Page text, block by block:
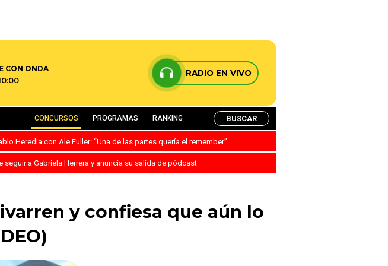
CON ONDA
RADIO EN VIVO
CONCURSOS PROGRAMAS RANKING BUSCAR
Heredia con Ale Fuller: “Una de las partes quería el remember”
seguir a Gabriela Herrera y anuncia su salida de pódcast
y confiesa que aún lo